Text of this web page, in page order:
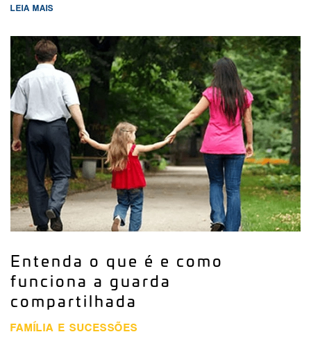
LEIA MAIS
Entenda o que é e como
funciona a guarda
compartilhada
FAMÍLIA E SUCESSÕES